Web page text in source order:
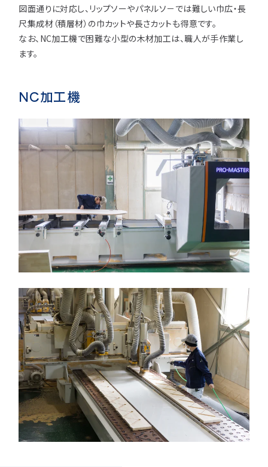
図面通りに対応し、リップソーやパネルソ－では難しい巾広・長
尺集成材（積層材）の巾カットや長さカットも得意です。
なお、NC加工機で困難な小型の木材加工は、職人が手作業し
ます。
NC加工機